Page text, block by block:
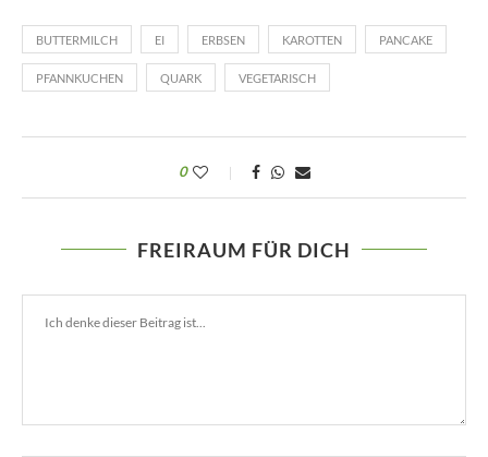
BUTTERMILCH EI ERBSEN KAROTTEN PANCAKE
PFANNKUCHEN QUARK VEGETARISCH
0
FREIRAUM FÜR DICH